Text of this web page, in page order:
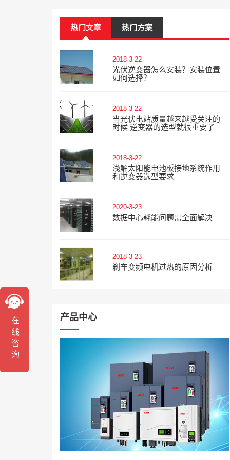
热门文章 热门方案
2018-3-22
光伏逆变器怎么安装？安装位置
如何选择？
2018-3-22
当光伏电站质量越来越受关注的
时候 逆变器的选型就很重要了
2018-3-22
浅解太阳能电池板接地系统作用
和逆变器选型要求
2020-3-23
数据中心耗能问题需全面解决
2018-3-23
刹车变频电机过热的原因分析
产品中心
在线咨询